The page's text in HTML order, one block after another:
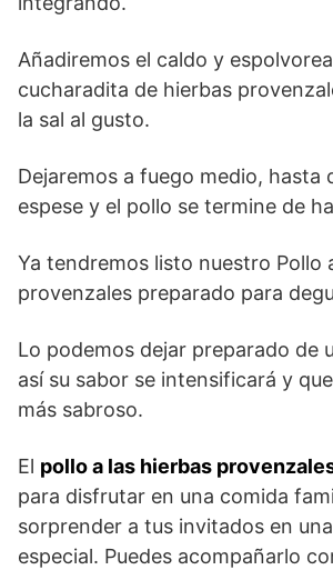
Añadiremos el caldo y
cucharadita de hierbas
la sal al gusto.
Dejaremos a fuego medio, hasta
espese y el pollo se termine de
Ya tendremos listo nuestro Pollo
provenzales preparado para
Lo podemos dejar preparado de
así su sabor se intensificará y
más sabroso.
El pollo a las hierbas
para disfrutar en una comida
sorprender a tus invitados en
especial. Puedes acompañarlo